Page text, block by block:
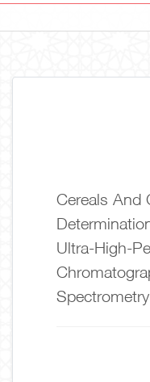
Cereals
Ultra-High-